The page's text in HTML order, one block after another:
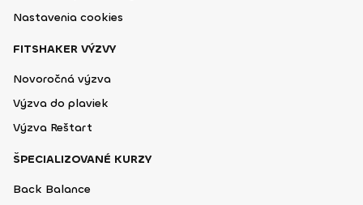
Nastavenia cookies
FITSHAKER VÝZVY
Novoročná výzva
Výzva do plaviek
Výzva Reštart
ŠPECIALIZOVANÉ KURZY
Back Balance